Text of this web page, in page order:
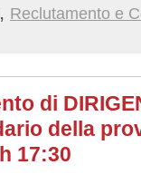
, Reclutamento e
di
della
17:30